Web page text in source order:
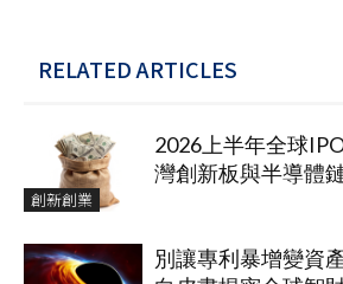
RELATED ARTICLES
創新創業
2026上半年全球
灣創新板與半導體
別讓專利暴增變資